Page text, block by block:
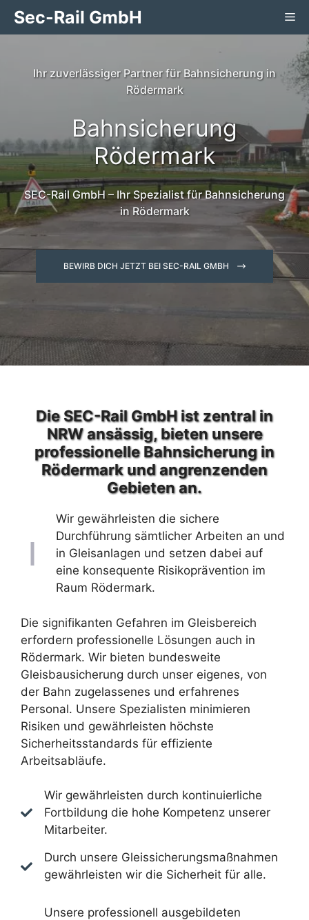
Zum
InhaltSec-Rail GmbH
Ihr zuverlässiger Partner für Bahnsicherung in
Rödermark
Bahnsicherung
Rödermark
SEC-Rail GmbH – Ihr Spezialist für Bahnsicherung
in Rödermark
BEWIRB DICH JETZT BEI SEC-RAIL GMBH
Die SEC-Rail GmbH ist zentral in
NRW ansässig, bieten unsere
professionelle Bahnsicherung in
Rödermark und angrenzenden
Gebieten an.
Wir gewährleisten die sichere
Durchführung sämtlicher Arbeiten an und
in Gleisanlagen und setzen dabei auf
eine konsequente Risikoprävention im
Raum Rödermark.
Die signifikanten Gefahren im Gleisbereich
erfordern professionelle Lösungen auch in
Rödermark. Wir bieten bundesweite
Gleisbausicherung durch unser eigenes, von
der Bahn zugelassenes und erfahrenes
Personal. Unsere Spezialisten minimieren
Risiken und gewährleisten höchste
Sicherheitsstandards für effiziente
Arbeitsabläufe.
Wir gewährleisten durch kontinuierliche
Fortbildung die hohe Kompetenz unserer
Mitarbeiter.
Durch unsere Gleissicherungsmaßnahmen
gewährleisten wir die Sicherheit für alle.
Unsere professionell ausgebildeten